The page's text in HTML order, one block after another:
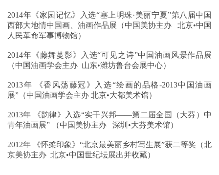
2014年《家园记忆》入选“塞上明珠·美丽宁夏”第八届中国
西部大地情中国画、油画作品展（中国美协主办 北京•中国
人民革命军事博物馆）
2014年《藤舞蔓影》入选“可见之诗”中国油画风景作品展
（中国油画学会主办 山东•潍坊鲁台会展中心）
2013年 《香风荡藤冠》入选“绘画的品格-2013中国油画
展”（中国油画学会主办 北京•大都美术馆）
2013年 《韵律》入选“实干兴邦——第二届全国（大芬）中
青年油画展” （中国美协主办 深圳•大芬美术馆）
2012年 《怀柔印象》“北京最美丽乡村写生展”获二等奖（北
京美协主办 北京•中国世纪坛展出并收藏）